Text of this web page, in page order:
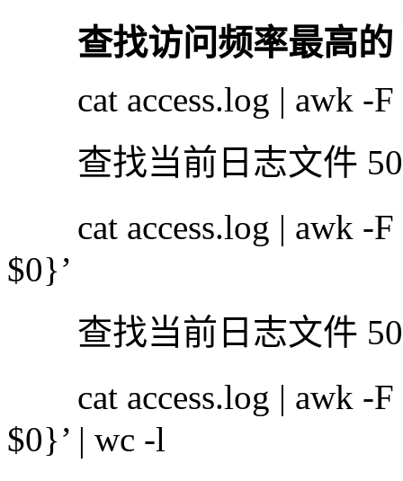
查找访问频率最高
cat access.log | awk -F
查找当前日志文件
cat access.log | awk -F
$0}’
查找当前日志文件
cat access.log | awk -F
$0}’ | wc -l